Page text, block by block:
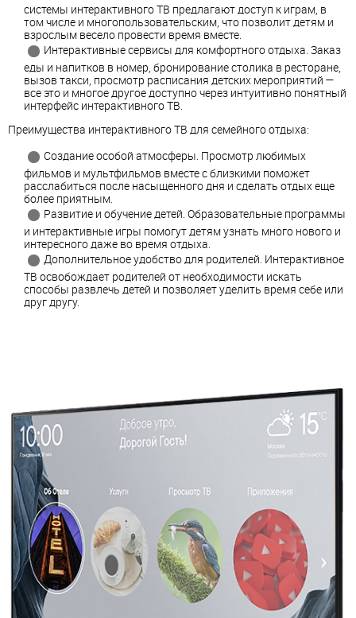
системы интерактивного ТВ предлагают доступ к играм, в
том числе и многопользовательским, что позволит детям и
взрослым весело провести время вместе.
Интерактивные сервисы для комфортного отдыха. Заказ
еды и напитков в номер, бронирование столика в ресторане,
вызов такси, просмотр расписания детских мероприятий —
все это и многое другое доступно через интуитивно понятный
интерфейс интерактивного ТВ.
Преимущества интерактивного ТВ для семейного отдыха:
Создание особой атмосферы. Просмотр любимых
фильмов и мультфильмов вместе с близкими поможет
расслабиться после насыщенного дня и сделать отдых еще
более приятным.
Развитие и обучение детей. Образовательные программы
и интерактивные игры помогут детям узнать много нового и
интересного даже во время отдыха.
Дополнительное удобство для родителей. Интерактивное
ТВ освобождает родителей от необходимости искать
способы развлечь детей и позволяет уделить время себе или
друг другу.